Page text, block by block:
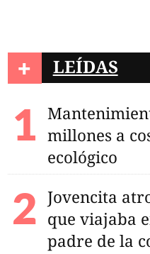
+ LEÍDAS
millones a
ecológico
Jovencita
que viajaba
padre de la